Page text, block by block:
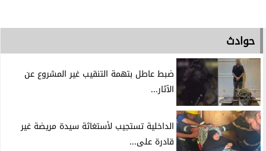
حوادث
ضبط عاطل بتهمة التنقيب غير المشروع عن
الآثار...
الداخلية تستجيب لأستغاثة سيدة مريضة غير
قادرة على...